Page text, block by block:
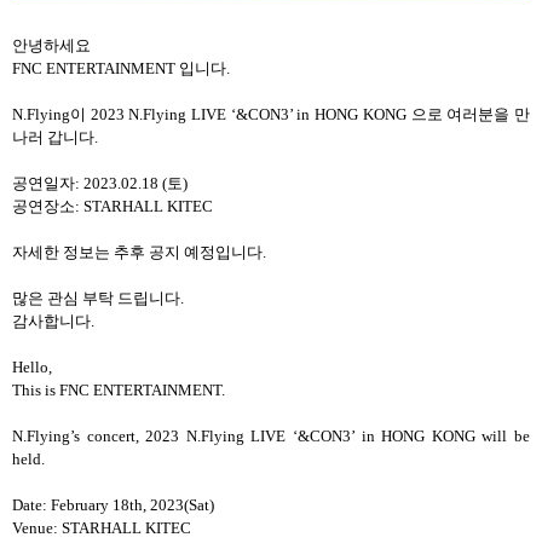
안녕하세요
FNC ENTERTAINMENT 입니다.
N.Flying이 2023 N.Flying LIVE ‘&CON3’ in HONG KONG 으로 여러분을 만
나러 갑니다.
공연일자: 2023.02.18 (토)
공연장소: STARHALL KITEC
자세한 정보는 추후 공지 예정입니다.
많은 관심 부탁 드립니다.
감사합니다.
Hello,
This is FNC ENTERTAINMENT.
N.Flying’s concert, 2023 N.Flying LIVE ‘&CON3’ in HONG KONG will be
held.
Date: February 18th, 2023(Sat)
Venue: STARHALL KITEC